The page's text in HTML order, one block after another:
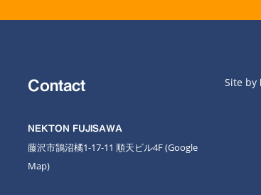
Contact
NEKTON FUJISAWA
藤沢市鵠沼橘1-17-11 順天ビル4F(Google
Map)
Site by